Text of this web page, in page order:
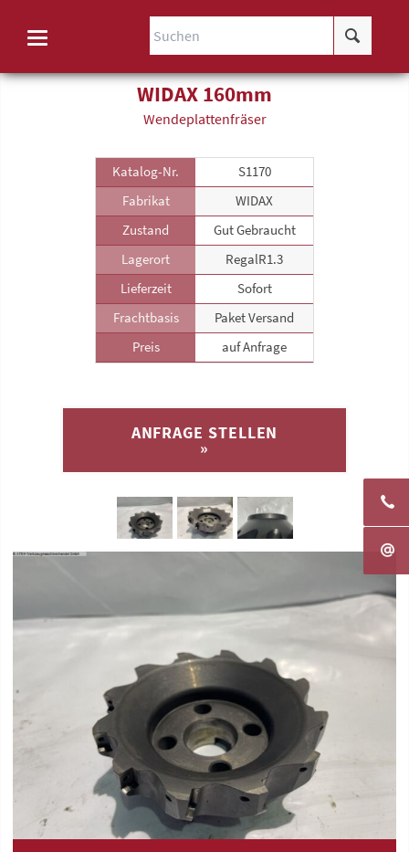
WIDAX 160mm
Wende­plattenfräser
Katalog-Nr.
S1170
Fabrikat
WIDAX
Zustand
Gut Gebraucht
Lagerort
RegalR1.3
Lieferzeit
Sofort
Frachtbasis
Paket Versand
Preis
auf Anfrage
ANFRAGE STELLEN
»